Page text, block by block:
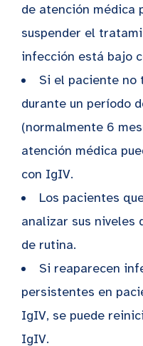
de atención médica
suspender el
infección está bajo
Si el paciente no
durante un período
(normalmente 6
atención médica
con IgIV.
Los pacientes
analizar sus niveles
de rutina.
Si reaparecen
persistentes en
IgIV, se puede
IgIV.